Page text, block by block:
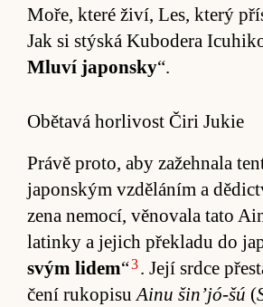
Mo­ře, které živí, Les, který
Jak si stýská Ku­bo­dera
Mluví japon­sky“.
Obětavá horlivost Čiri Jukie
Právě pro­to, aby za­žeh­nala
japon­ským vzdě­láním a
zena ne­mo­cí, věnovala tato
la­tinky a je­jich pře­kladu do
svým li­dem“3. Její srdce
čení ru­kopisu Ainu šin’jó-šú (